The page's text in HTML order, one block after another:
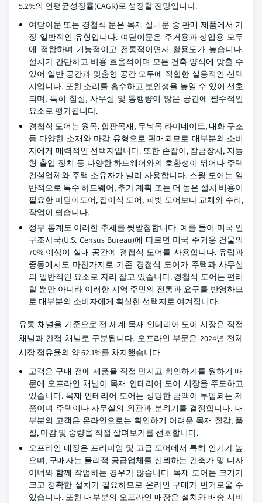
5.2%의 연평균성장률(CAGR)로 성장할 전망입니다.
여닫이문 또는 경첩식 문은 목재 실내문 중 판매 제품에서 가
장 일반적인 유형입니다. 여닫이문은 주거용과 상업용 모두
에 적합하며 기능적이고 전통적이면서 활용도가 높습니다.
설치가 간단하고 비용 효율적이며 모든 건축 양식에 맞출 수
있어 일반 공간과 맞춤형 공간 모두에 적합한 실용적인 선택
지입니다. 또한 소리를 흡수하고 보안성을 높일 수 있어 선호
되며, 특히 침실, 사무실 및 통행량이 많은 공간에 필수적인
요소로 평가됩니다.
경첩식 도어는 원목, 합판목재, 무늬목 라미네이트, 내화 구조
등 다양한 소재와 마감 유형으로 판매되므로 대부분의 소비
자에게 매력적인 선택지입니다. 또한 손잡이, 잠금장치, 지능
형 출입 장치 등 다양한 하드웨어와의 호환성이 뛰어나 주택
건설업체와 주택 소유자가 널리 사용합니다. 스윙 도어는 일
반적으로 특수 하드웨어, 추가 계획 또는 더 높은 설치 비용이
필요한 미닫이도어, 접이식 도어, 피벗 도어보다 교체와 수리,
작업이 쉽습니다.
정부 통계도 이러한 추세를 뒷받침합니다. 예를 들어 미국 인
구조사국(U.S. Census Bureau)에 따르면 미국 주거용 건물의
70% 이상이 실내 공간에 경첩식 도어를 사용합니다. 유럽과
중동에서도 마찬가지로 기존 경첩식 도어가 주택과 사무실
의 일반적인 요소로 자리 잡고 있습니다. 경첩식 도어는 편리
할 뿐만 아니라 이러한 지역 주민의 전통과 요구를 반영하므
로 대부분의 소비자에게 확실한 선택지로 여겨집니다.
유통 채널을 기준으로 전 세계 목재 인테리어 도어 시장은 직접
채널과 간접 채널로 구분됩니다. 오프라인 부문은 2024년 전체
시장 점유율의 약 62.1%를 차지했습니다.
고객은 구매 전에 제품을 직접 만지고 확인하기를 원하기 때
문에 오프라인 채널이 목재 인테리어 도어 시장을 주도하고
있습니다. 목재 인테리어 도어는 상당한 금액이 투입되는 제
품이며 주택이나 사무실의 외관과 분위기를 결정합니다. 대
부분의 고객은 온라인으로는 확인하기 어려운 목재 질감, 품
질, 마감 및 중량을 직접 살펴보기를 선호합니다.
오프라인 매장은 프리미엄 및 고급 도어에서 특히 인기가 높
으며, 구매자는 물리적 공급업체를 신뢰하는 건축가 및 디자
이너와 함께 작업하는 경우가 많습니다. 목재 도어는 크기가
크고 정확한 설치가 필요하므로 온라인 구매가 번거로울 수
있습니다. 또한 대부분의 오프라인 매장은 설치와 배송 서비